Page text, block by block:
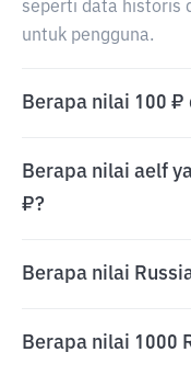
seperti data historis
untuk pengguna.
Berapa nilai 100 ₽
Berapa nilai aelf
₽?
Berapa nilai
Berapa nilai 1000